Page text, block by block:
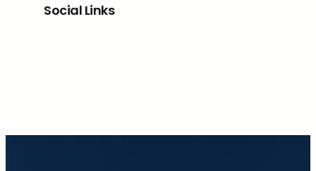
Social Links